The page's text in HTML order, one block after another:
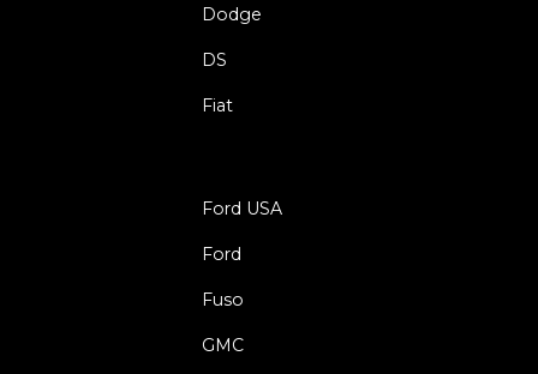
Dodge
DS
Fiat
Ford USA
Ford
Fuso
GMC